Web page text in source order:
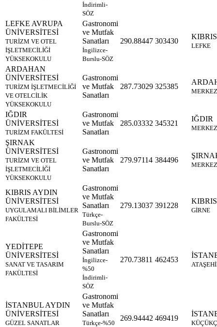
İndirimli-
SÖZ
LEFKE AVRUPA
ÜNİVERSİTESİ
TURİZM VE OTEL
İŞLETMECİLİĞİ
YÜKSEKOKULU
Gastronomi
ve Mutfak
Sanatları
İngilizce-
Burslu-SÖZ
290.88447 303430
KIBRIS
LEFKE
ARDAHAN
ÜNİVERSİTESİ
TURİZM İŞLETMECİLİĞİ
VE OTELCİLİK
YÜKSEKOKULU
Gastronomi
ve Mutfak
Sanatları
287.73029 325385
MERKEZ
IĞDIR
ÜNİVERSİTESİ
TURİZM FAKÜLTESİ
Gastronomi
ve Mutfak
Sanatları
285.03332 345321
IĞDIR
MERKEZ
ŞIRNAK
ÜNİVERSİTESİ
TURİZM VE OTEL
İŞLETMECİLİĞİ
YÜKSEKOKULU
Gastronomi
ve Mutfak
Sanatları
279.97114 384496
MERKEZ
KIBRIS AYDIN
ÜNİVERSİTESİ
UYGULAMALI BİLİMLER
FAKÜLTESİ
Gastronomi
ve Mutfak
Sanatları
Türkçe-
Burslu-SÖZ
279.13037 391228
KIBRIS
GİRNE
YEDİTEPE
ÜNİVERSİTESİ
SANAT VE TASARIM
FAKÜLTESİ
Gastronomi
ve Mutfak
Sanatları
İngilizce-
%50
İndirimli-
SÖZ
270.73811 462453
İSTANBUL AYDIN
ÜNİVERSİTESİ
GÜZEL SANATLAR
Gastronomi
ve Mutfak
Sanatları
Türkçe-%50
269.94442 469419